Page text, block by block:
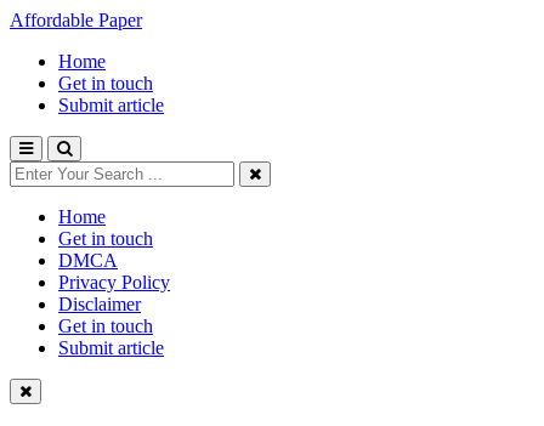
Affordable Paper
Home
Get in touch
Submit article
Home
Get in touch
DMCA
Privacy Policy
Disclaimer
Get in touch
Submit article